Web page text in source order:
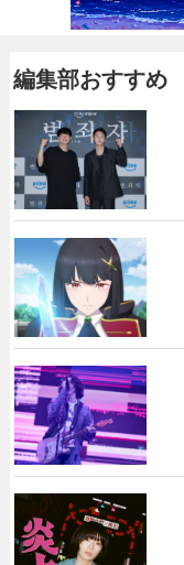
編集部おすすめ